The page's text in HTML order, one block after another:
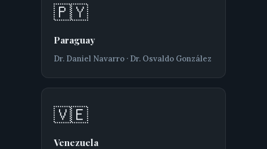
🇵🇾
Paraguay
Dr. Daniel Navarro · Dr. Osvaldo González
🇻🇪
Venezuela